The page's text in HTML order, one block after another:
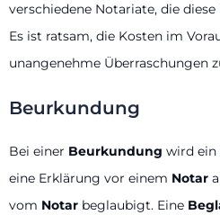
verschiedene Notariate, die
Es ist ratsam, die Kosten im
unangenehme Überraschungen
Beurkundung
Bei einer Beurkundung wird ein
eine Erklärung vor einem Notar
vom Notar beglaubigt. Eine